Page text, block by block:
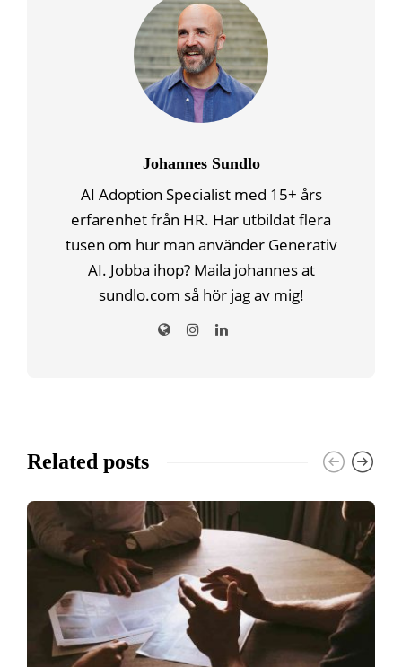
Johannes Sundlo
AI Adoption Specialist med 15+ års
erfarenhet från HR. Har utbildat flera
tusen om hur man använder Generativ
AI. Jobba ihop? Maila johannes at
sundlo.com så hör jag av mig!
Related posts